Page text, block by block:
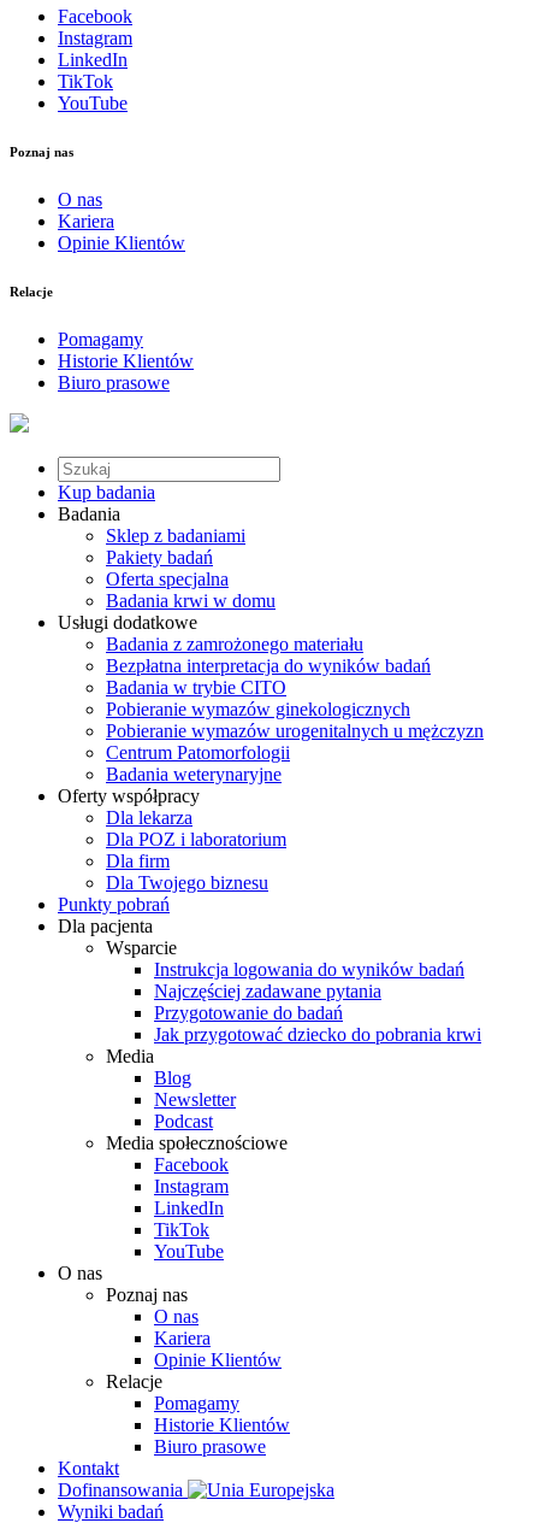
Facebook
Instagram
LinkedIn
TikTok
YouTube
Poznaj nas
O nas
Kariera
Opinie Klientów
Relacje
Pomagamy
Historie Klientów
Biuro prasowe
Kup badania
Badania
Sklep z badaniami
Pakiety badań
Oferta specjalna
Badania krwi w domu
Usługi dodatkowe
Badania z zamrożonego materiału
Bezpłatna interpretacja do wyników badań
Badania w trybie CITO
Pobieranie wymazów ginekologicznych
Pobieranie wymazów urogenitalnych u mężczyzn
Centrum Patomorfologii
Badania weterynaryjne
Oferty współpracy
Dla lekarza
Dla POZ i laboratorium
Dla firm
Dla Twojego biznesu
Punkty pobrań
Dla pacjenta
Wsparcie
Instrukcja logowania do wyników badań
Najczęściej zadawane pytania
Przygotowanie do badań
Jak przygotować dziecko do pobrania krwi
Media
Blog
Newsletter
Podcast
Media społecznościowe
Facebook
Instagram
LinkedIn
TikTok
YouTube
O nas
Poznaj nas
O nas
Kariera
Opinie Klientów
Relacje
Pomagamy
Historie Klientów
Biuro prasowe
Kontakt
Dofinansowania
Wyniki badań